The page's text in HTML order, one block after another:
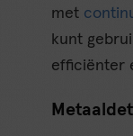
met
kunt
efficiënter